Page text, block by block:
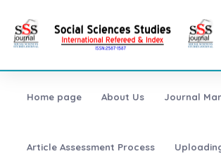
Home page About Us Journal
Article Assessment Process